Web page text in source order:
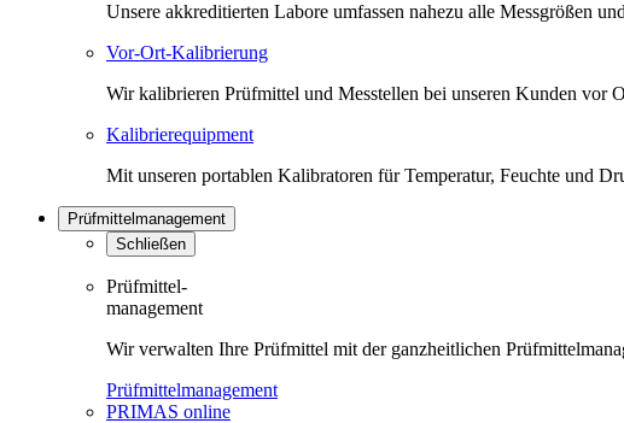
Unsere akkreditierten Labore umfassen nahezu alle Messgrößen
Vor-Ort-Kalibrierung
Wir kalibrieren Prüfmittel und Messtellen bei unseren Kunden vor
Kalibrierequipment
Mit unseren portablen Kalibratoren für Temperatur, Feuchte und
Prüfmittelmanagement
Schließen
Prüfmittel-
management
Wir verwalten Ihre Prüfmittel mit der ganzheitlichen
Prüfmittelmanagement
PRIMAS online